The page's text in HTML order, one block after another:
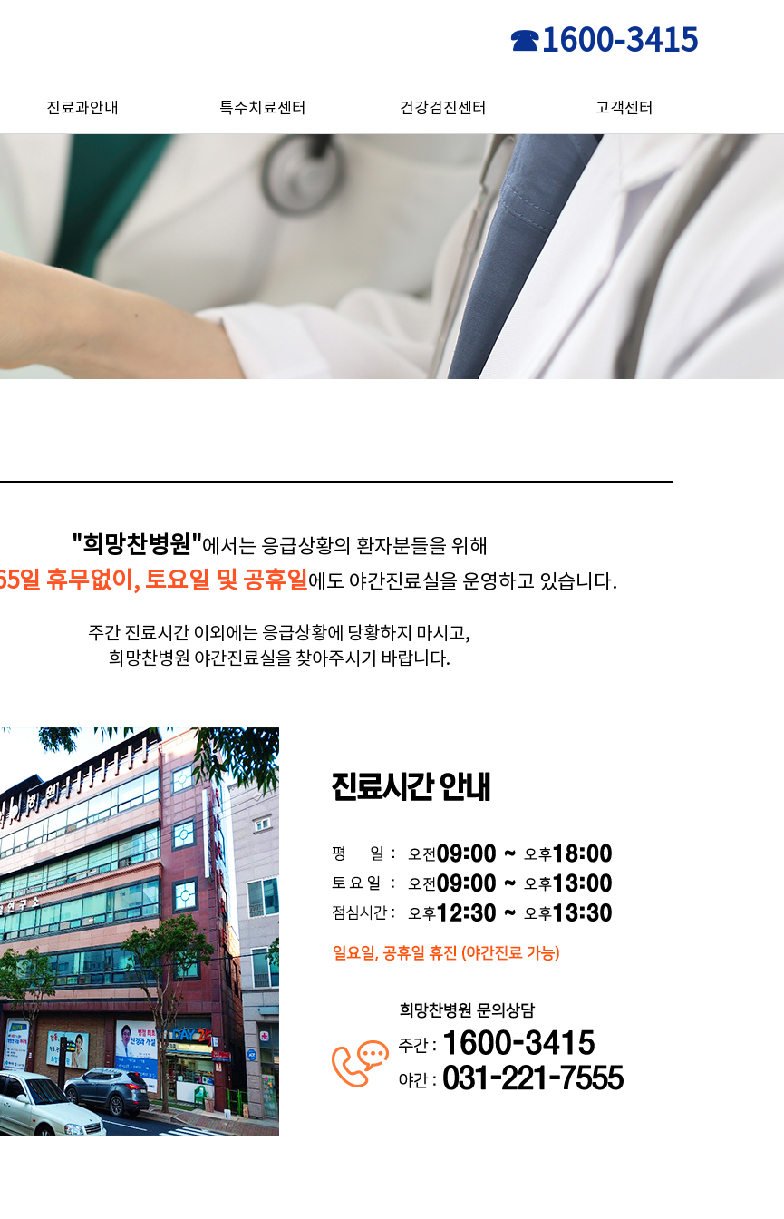
☎1600-3415
진료과안내 특수치료센터 건강검진센터 고객센터
"희망찬병원"에서는 응급상황의 환자분들을 위해
일 휴무없이, 토요일 및 공휴일에도 야간진료실을 운영하고 있습니다.
주간 진료시간 이외에는 응급상황에 당황하지 마시고,
희망찬병원 야간진료실을 찾아주시기 바랍니다.